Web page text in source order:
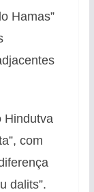
Hamas”
Hindutva
com
dalits”.